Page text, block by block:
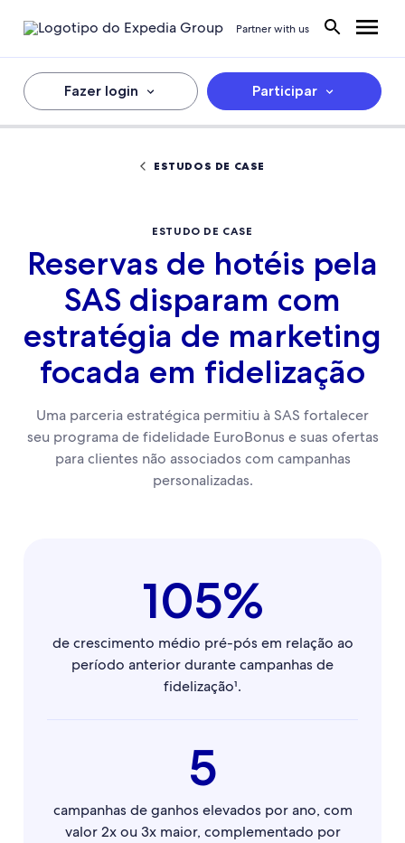
Partner with us
Fazer login Participar
ESTUDOS DE CASE
ESTUDO DE CASE
Reservas de hotéis pela
SAS disparam com
estratégia de marketing
focada em fidelização
Uma parceria estratégica permitiu à SAS fortalecer
seu programa de fidelidade EuroBonus e suas ofertas
para clientes não associados com campanhas
personalizadas.
105%
de crescimento médio pré-pós em relação ao
período anterior durante campanhas de
fidelização¹.
5
campanhas de ganhos elevados por ano, com
valor 2x ou 3x maior, complementado por